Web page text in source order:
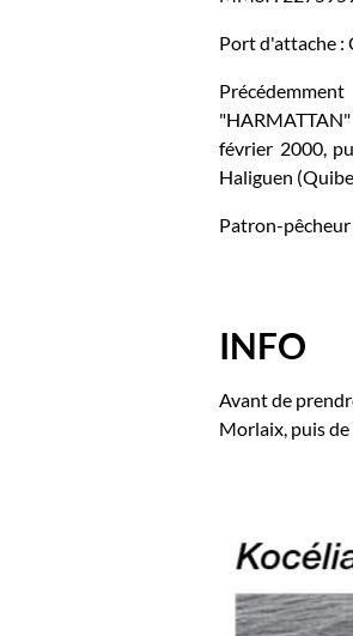
Port d'attache :
février 2000,
Haliguen
Patron-pêcheur
INFO
Avant de
Morlaix, puis de